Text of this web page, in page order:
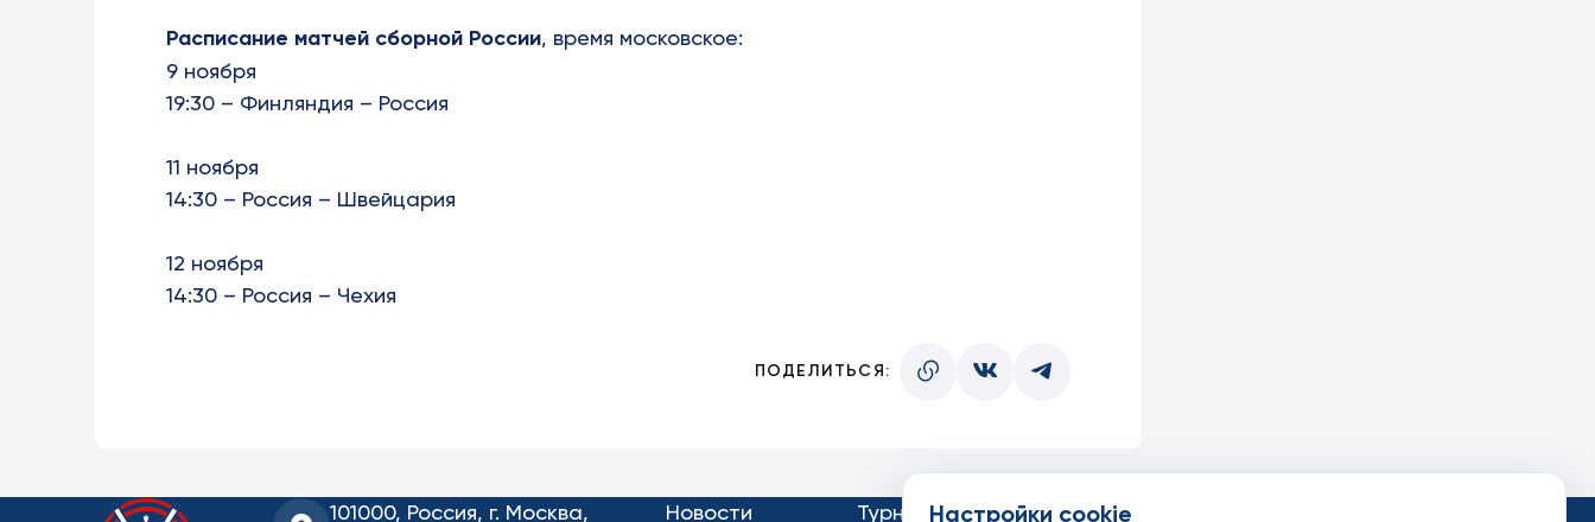
Расписание матчей сборной России, время московское:
9 ноября
19:30 – Финляндия – Россия
11 ноября
14:30 – Россия – Швейцария
12 ноября
14:30 – Россия – Чехия
ПОДЕЛИТЬСЯ:
101000, Россия, г. Москва, Новости Турниры Контакты
Настройки cookie